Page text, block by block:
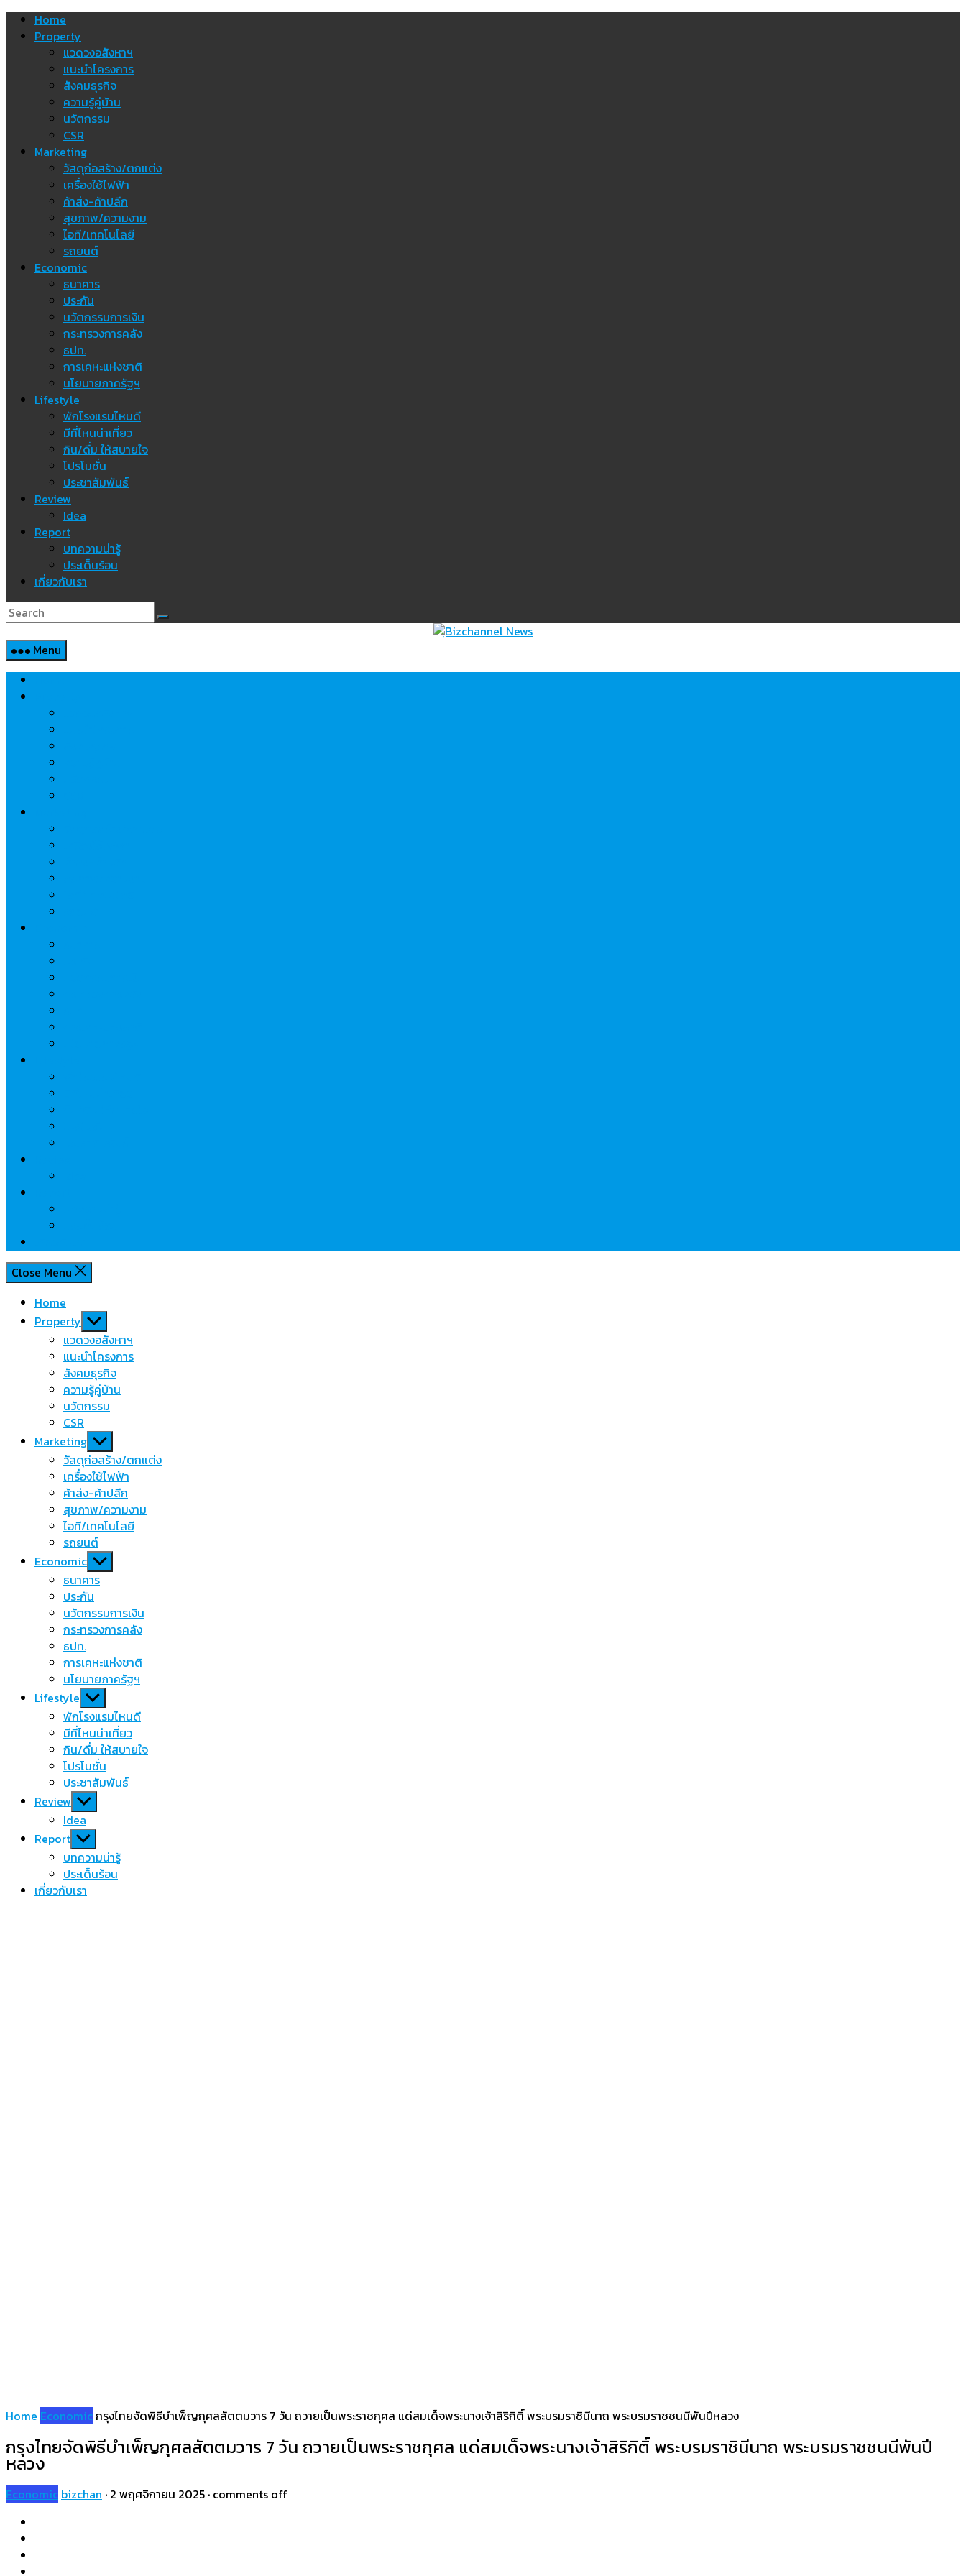
Skip Home
Property
แวดวงอสังหาฯ
แนะนำโครงการ
สังคมธุรกิจ
ความรู้คู่บ้าน
นวัตกรรม
CSR
Marketing
วัสดุก่อสร้าง/ตกแต่ง
เครื่องใช้ไฟฟ้า
ค้าส่ง-ค้าปลีก
สุขภาพ/ความงาม
ไอที/เทคโนโลยี
รถยนต์
Economic
ธนาคาร
ประกัน
นวัตกรรมการเงิน
กระทรวงการคลัง
ธปท.
การเคหะแห่งชาติ
นโยบายภาครัฐฯ
Lifestyle
พักโรงแรมไหนดี
มีที่ไหนน่าเที่ยว
กิน/ดื่ม ให้สบายใจ
โปรโมชั่น
ประชาสัมพันธ์
Review
Idea
Report
บทความน่ารู้
ประเด็นร้อน
เกี่ยวกับเรา
Menu
Close Menu
Home
Property Show
sub
menu
แวดวงอสังหาฯ
แนะนำโครงการ
สังคมธุรกิจ
ความรู้คู่บ้าน
นวัตกรรม
CSR
Marketing Show
sub
menu
วัสดุก่อสร้าง/ตกแต่ง
เครื่องใช้ไฟฟ้า
ค้าส่ง-ค้าปลีก
สุขภาพ/ความงาม
ไอที/เทคโนโลยี
รถยนต์
Economic Show
sub
menu
ธนาคาร
ประกัน
นวัตกรรมการเงิน
กระทรวงการคลัง
ธปท.
การเคหะแห่งชาติ
นโยบายภาครัฐฯ
Lifestyle Show
sub
menu
พักโรงแรมไหนดี
มีที่ไหนน่าเที่ยว
กิน/ดื่ม ให้สบายใจ
โปรโมชั่น
ประชาสัมพันธ์
Review Show
sub
menu
Idea
Report Show
sub
menu
บทความน่ารู้
ประเด็นร้อน
เกี่ยวกับเรา
Home Economicกรุงไทยจัดพิธีบำเพ็ญกุศลสัตตมวาร 7 วัน ถวายเป็นพระราชกุศล แด่สมเด็จพระนางเจ้าสิริกิติ์ พระบรมราชินีนาถ พระบรมราชชนนีพันปีหลวง
กรุงไทยจัดพิธีบำเพ็ญกุศลสัตตมวาร 7 วัน ถวายเป็นพระราชกุศล แด่สมเด็จพระนางเจ้าสิริกิติ์ พระบรมราชินีนาถ พระบรมราชชนนีพันปี
หลวง
Economic bizchan · 2 พฤศจิกายน 2025 · comments off